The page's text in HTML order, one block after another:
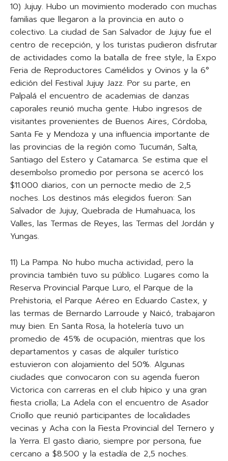
10) Jujuy. Hubo un movimiento moderado con muchas
familias que llegaron a la provincia en auto o
colectivo. La ciudad de San Salvador de Jujuy fue el
centro de recepción, y los turistas pudieron disfrutar
de actividades como la batalla de free style, la Expo
Feria de Reproductores Camélidos y Ovinos y la 6°
edición del Festival Jujuy Jazz. Por su parte, en
Palpalá el encuentro de academias de danzas
caporales reunió mucha gente. Hubo ingresos de
visitantes provenientes de Buenos Aires, Córdoba,
Santa Fe y Mendoza y una influencia importante de
las provincias de la región como Tucumán, Salta,
Santiago del Estero y Catamarca. Se estima que el
desembolso promedio por persona se acercó los
$11.000 diarios, con un pernocte medio de 2,5
noches. Los destinos más elegidos fueron: San
Salvador de Jujuy, Quebrada de Humahuaca, los
Valles, las Termas de Reyes, las Termas del Jordán y
Yungas.
11) La Pampa. No hubo mucha actividad, pero la
provincia también tuvo su público. Lugares como la
Reserva Provincial Parque Luro, el Parque de la
Prehistoria, el Parque Aéreo en Eduardo Castex, y
las termas de Bernardo Larroude y Naicó, trabajaron
muy bien. En Santa Rosa, la hotelería tuvo un
promedio de 45% de ocupación, mientras que los
departamentos y casas de alquiler turístico
estuvieron con alojamiento del 50%. Algunas
ciudades que convocaron con su agenda fueron
Victorica con carreras en el club hípico y una gran
fiesta criolla; La Adela con el encuentro de Asador
Criollo que reunió participantes de localidades
vecinas y Acha con la Fiesta Provincial del Ternero y
la Yerra. El gasto diario, siempre por persona, fue
cercano a $8.500 y la estadía de 2,5 noches.